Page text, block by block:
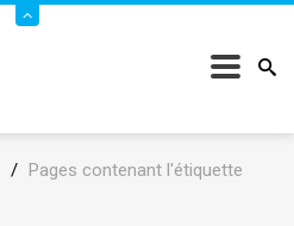
/ Pages contenant l'étiquette